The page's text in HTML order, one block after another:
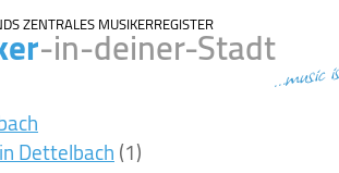
ZENTRALES MUSIKERREGISTER
-in-deiner-Stadt...music
Dettelbach(1)